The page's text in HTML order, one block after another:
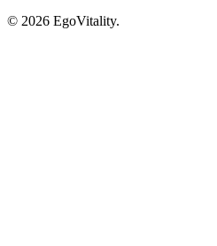
© 2026 EgoVitality.